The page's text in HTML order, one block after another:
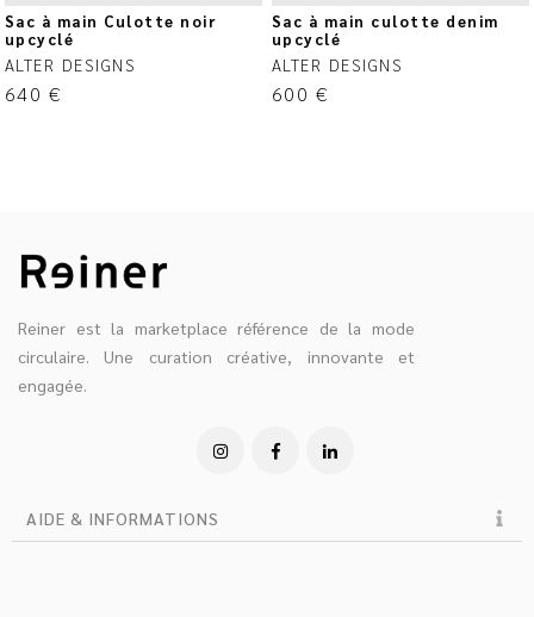
Sac à main Culotte noir
upcyclé
ALTER DESIGNS
640 €
Sac à main culotte denim
upcyclé
ALTER DESIGNS
600 €
Reiner est la marketplace référence de la mode
circulaire. Une curation créative, innovante et
engagée.
AIDE & INFORMATIONS